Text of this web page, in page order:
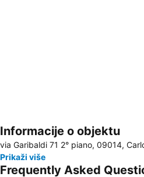
Proširi mapu
Informacije o objektu
via Garibaldi 71 2° piano, 09014,
Prikaži više
Frequently Asked